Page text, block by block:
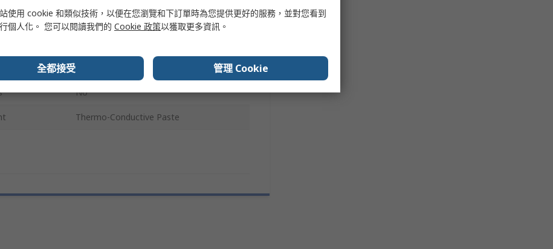
Thermal Grease
No
Thermo-Conductive Paste
使用 cookie 和類似技術，以便在您瀏覽和下訂單時為您提供更好的服務，並對您看到
個人化。 您可以閱讀我們的 Cookie 政策以獲取更多資訊。
全都接受 管理 Cookie